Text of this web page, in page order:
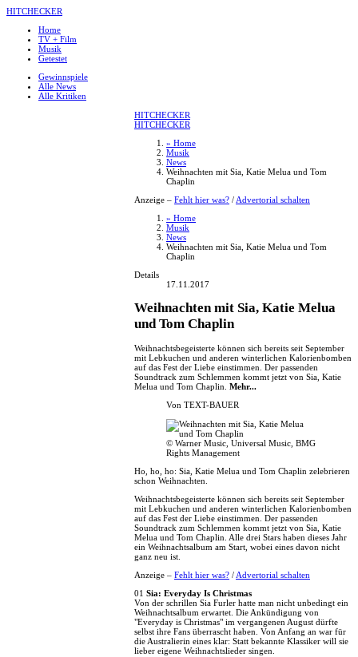
HITCHECKER
Home
TV + Film
Musik
Getestet
Gewinnspiele
Alle News
Alle Kritiken
HITCHECKER
HITCHECKER
» Home
Musik
News
Weihnachten mit Sia, Katie Melua und Tom
Chaplin
Anzeige – Fehlt hier was? / Advertorial schalten
» Home
Musik
News
Weihnachten mit Sia, Katie Melua und Tom
Chaplin
Details
17.11.2017
Weihnachten mit Sia, Katie Melua
und Tom Chaplin
Weihnachtsbegeisterte können sich bereits seit September
mit Lebkuchen und anderen winterlichen Kalorienbomben
auf das Fest der Liebe einstimmen. Der passenden
Soundtrack zum Schlemmen kommt jetzt von Sia, Katie
Melua und Tom Chaplin. Mehr...
Von TEXT-BAUER
© Warner Music, Universal Music, BMG
Rights Management
Ho, ho, ho: Sia, Katie Melua und Tom Chaplin zelebrieren
schon Weihnachten.
Weihnachtsbegeisterte können sich bereits seit September
mit Lebkuchen und anderen winterlichen Kalorienbomben
auf das Fest der Liebe einstimmen. Der passenden
Soundtrack zum Schlemmen kommt jetzt von Sia, Katie
Melua und Tom Chaplin. Alle drei Stars haben dieses Jahr
ein Weihnachtsalbum am Start, wobei eines davon nicht
ganz neu ist.
Anzeige – Fehlt hier was? / Advertorial schalten
01 Sia: Everyday Is Christmas
Von der schrillen Sia Furler hatte man nicht unbedingt ein
Weihnachtsalbum erwartet. Die Ankündigung von
"Everyday is Christmas" im vergangenen August dürfte
selbst ihre Fans überrascht haben. Von Anfang an war für
die Australierin eines klar: Statt bekannte Klassiker will sie
lieber eigene Weihnachtslieder singen.